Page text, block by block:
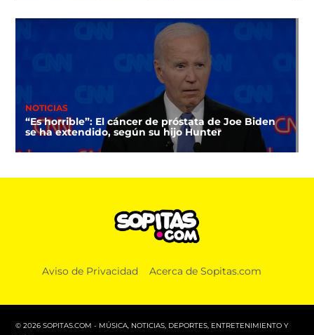
NOTICIAS
“Es horrible”: El cáncer de próstata de Joe Biden
se ha extendido, según su hijo Hunter
Aviso de Privacidad Acerca de Sopitas.com
© 2026 SOPITAS.COM - MÚSICA, NOTICIAS, DEPORTES, ENTRETENIMIENTO Y